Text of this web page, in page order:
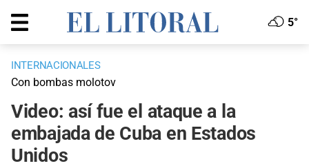
5°
INTERNACIONALES
Con bombas molotov
Video: así fue el ataque a la
embajada de Cuba en Estados
Unidos